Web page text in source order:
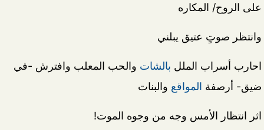
على الروح/ المكاره
وانتظر صوتٍ عتيق يبلني
احارب أسراب الملل بالشات والحب المعلب وافترش -في
ضيق- أرصفة المواقع والبنات
اثر انتظار الأمس وجه من وجوه الموت!